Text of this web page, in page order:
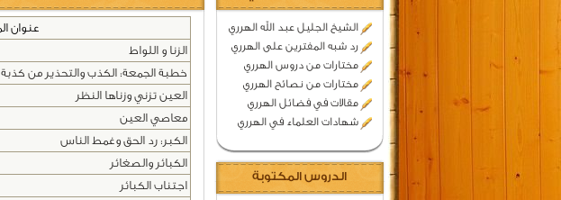
الشيخ الجليل عبد الله الهرري
رد شبه المفترين على الهرري
مختارات من دروس الهرري
مختارات من نصائح الهرري
مقالات في فضائل الهرري
شهادات العلماء في الهرري
الدروس المكتوبة
عنوان
الزنا و اللواط
خطبة الجمعة: الكذب والتحذير من
العين تزني وزناها النظر
معاصي العين
الكبر: رد الحق وغمط الناس
الكبائر والصغائر
اجتناب الكبائر